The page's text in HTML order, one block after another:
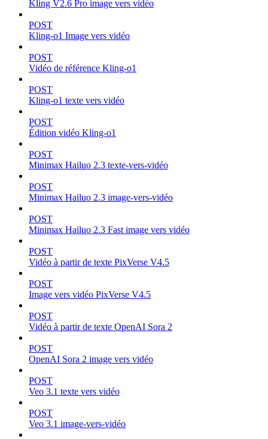
Kling V2.6 Pro image vers vidéo
POST
Kling-o1 Image vers vidéo
POST
Vidéo de référence Kling-o1
POST
Kling-o1 texte vers vidéo
POST
Édition vidéo Kling-o1
POST
Minimax Hailuo 2.3 texte-vers-vidéo
POST
Minimax Hailuo 2.3 image-vers-vidéo
POST
Minimax Hailuo 2.3 Fast image vers vidéo
POST
Vidéo à partir de texte PixVerse V4.5
POST
Image vers vidéo PixVerse V4.5
POST
Vidéo à partir de texte OpenAI Sora 2
POST
OpenAI Sora 2 image vers vidéo
POST
Veo 3.1 texte vers vidéo
POST
Veo 3.1 image-vers-vidéo